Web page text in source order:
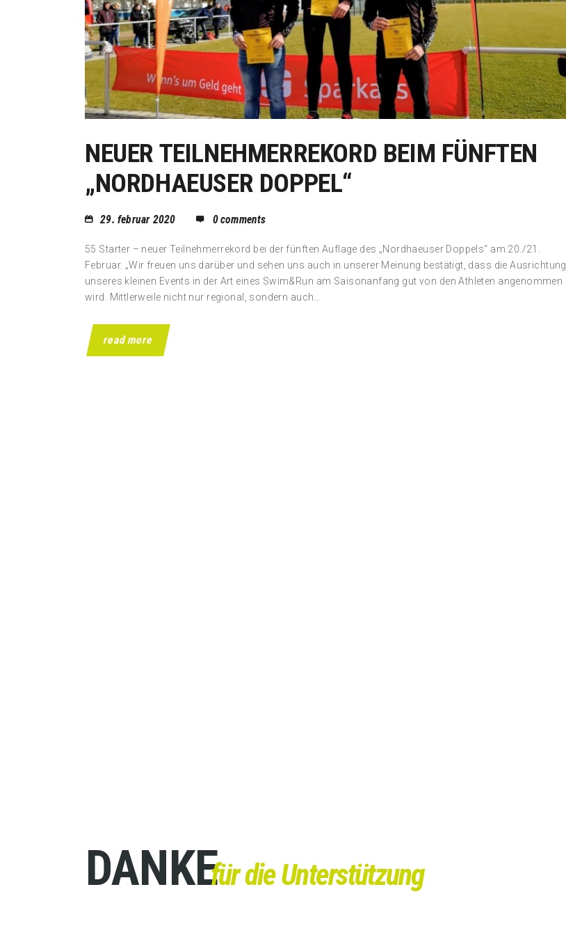
NEUER TEILNEHMERREKORD BEIM FÜNFTEN
„NORDHAEUSER DOPPEL“
29. februar 2020 0comments
55 Starter – neuer Teilnehmerrekord bei der fünften Auflage des „Nordhaeuser Doppels“ am 20./21.
Februar. „Wir freuen uns darüber und sehen uns auch in unserer Meinung bestätigt, dass die Ausrichtung
unseres kleinen Events in der Art eines Swim&Run am Saisonanfang gut von den Athleten angenommen
wird. Mittlerweile nicht nur regional, sondern auch…
read more
DANKEfür die Unterstützung